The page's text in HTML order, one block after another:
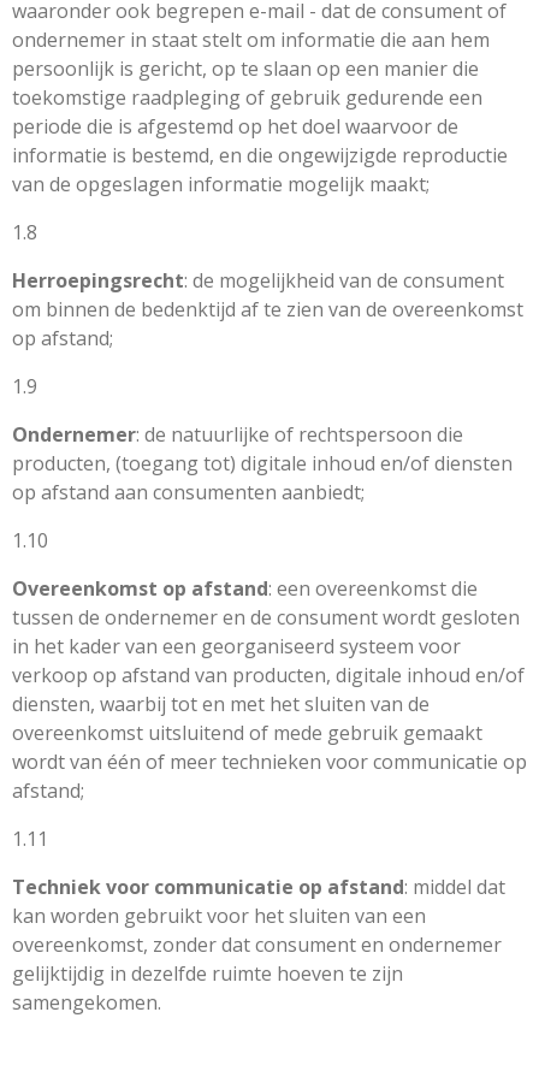
waaronder ook begrepen e-mail - dat de consument of
ondernemer in staat stelt om informatie die aan hem
persoonlijk is gericht, op te slaan op een manier die
toekomstige raadpleging of gebruik gedurende een
periode die is afgestemd op het doel waarvoor de
informatie is bestemd, en die ongewijzigde reproductie
van de opgeslagen informatie mogelijk maakt;
1.8
Herroepingsrecht: de mogelijkheid van de consument
om binnen de bedenktijd af te zien van de overeenkomst
op afstand;
1.9
Ondernemer: de natuurlijke of rechtspersoon die
producten, (toegang tot) digitale inhoud en/of diensten
op afstand aan consumenten aanbiedt;
1.10
Overeenkomst op afstand: een overeenkomst die
tussen de ondernemer en de consument wordt gesloten
in het kader van een georganiseerd systeem voor
verkoop op afstand van producten, digitale inhoud en/of
diensten, waarbij tot en met het sluiten van de
overeenkomst uitsluitend of mede gebruik gemaakt
wordt van één of meer technieken voor communicatie op
afstand;
1.11
Techniek voor communicatie op afstand: middel dat
kan worden gebruikt voor het sluiten van een
overeenkomst, zonder dat consument en ondernemer
gelijktijdig in dezelfde ruimte hoeven te zijn
samengekomen.